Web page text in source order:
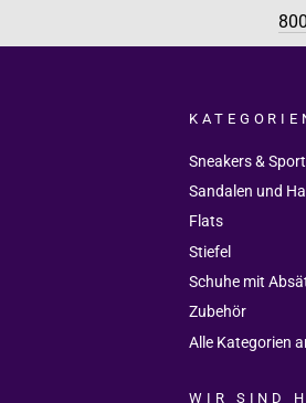
Sneakers &
Sandalen und
Flats
Stiefel
Schuhe mit
Zubehör
Alle Kategorien
WIR SIND